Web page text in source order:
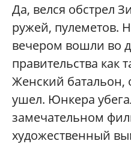
Да, велся обстрел
ружей, пулеметов.
вечером вошли во
правительства как
Женский
ушел. Юнкера
замечательном
художественный